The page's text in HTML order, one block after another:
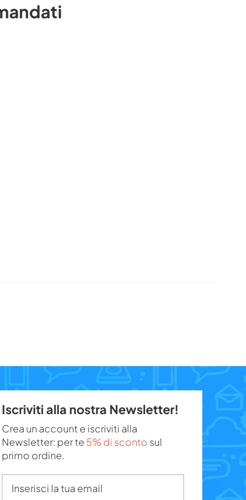
Iscriviti alla nostra Newsletter!
Crea un account e iscriviti alla
Newsletter: per te 5% di sconto sul
primo ordine.